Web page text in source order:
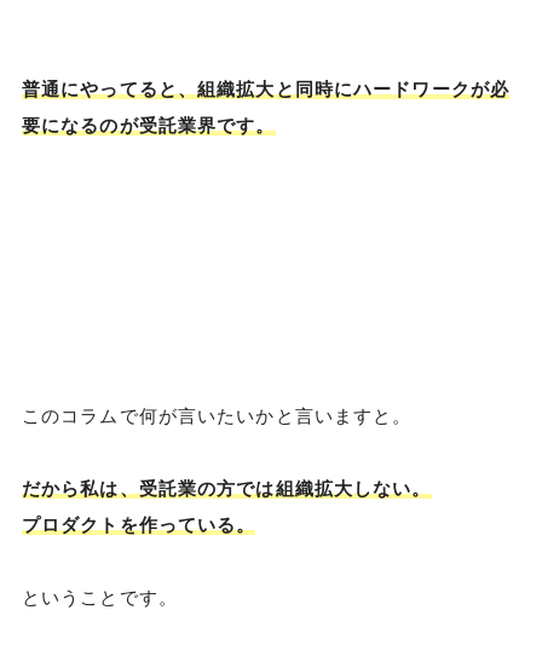
普通にやってると、組織拡大と同時にハードワークが必
要になるのが受託業界です。
このコラムで何が言いたいかと言いますと。
だから私は、受託業の方では組織拡大しない。
プロダクトを作っている。
ということです。